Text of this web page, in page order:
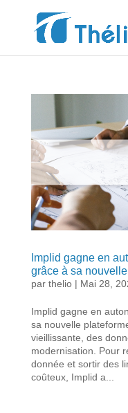
Implid gagne en
grâce à sa
par thelio| Mai 28,
Implid gagne en
sa nouvelle
vieillissante, des
modernisation. Pour
donnée et sortir des
coûteux, Implid a...